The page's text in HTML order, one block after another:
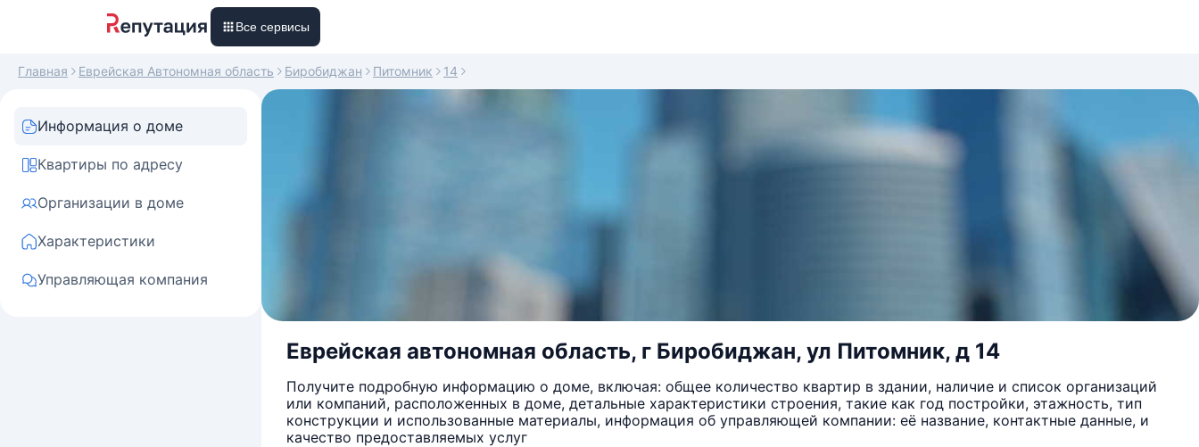
Все сервисы
Главная Еврейская Автономная область Биробиджан Питомник 14
Информация о доме
Квартиры по адресу
Организации в доме
Характеристики
Управляющая компания
Еврейская автономная область, г Биробиджан, ул Питомник, д 14
Получите подробную информацию о доме, включая: общее количество квартир в здании, наличие и список организаций
или компаний, расположенных в доме, детальные характеристики строения, такие как год постройки, этажность, тип
конструкции и использованные материалы, информация об управляющей компании: её название, контактные данные, и
качество предоставляемых услуг